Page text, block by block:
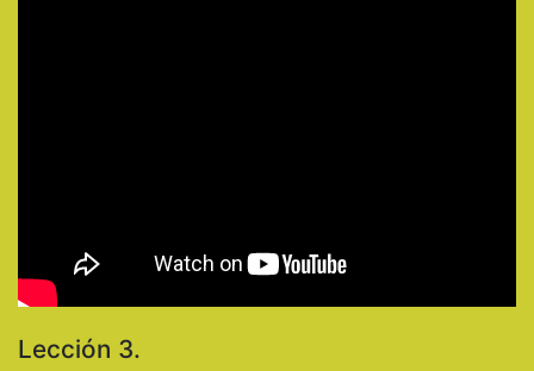
Lección 3.